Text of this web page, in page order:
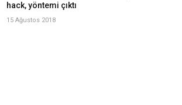
hack, yöntemi çıktı
15 Ağustos 2018